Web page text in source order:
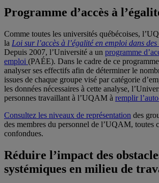
Programme d’accès à
Comme toutes les universités québécoises,
la Loi sur l’accès à l’égalité en emploi dans
Depuis 2007, l’Université a un programme
emploi (PAÉE). Dans le cadre de ce
analyser ses effectifs afin de déterminer le
issues de chaque groupe visé par catégorie
les données nécessaires à cette analyse,
personnes travaillant à l’UQAM à remplir
Consultez les niveaux de représentation des
des membres du personnel de l’UQAM, toutes
confondues.
Réduire l’impact des
systémiques en milieu de